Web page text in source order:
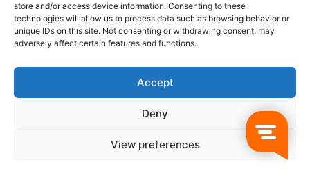
store and/or access device information. Consenting to these
technologies will allow us to process data such as browsing behavior or
unique IDs on this site. Not consenting or withdrawing consent, may
adversely affect certain features and functions.
Accept
Deny
View preferences
© Copyright 2026, Todos los derechos reservados @Crucerum |
Facebook
TwitterYouTubeInstagram